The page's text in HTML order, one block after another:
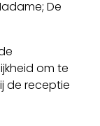
De
om te
de receptie